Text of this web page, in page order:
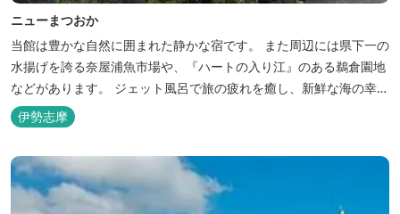
ニューまつおか
当館は豊かな自然に囲まれた静かな宿です。 また周辺には県下一の
水揚げを誇る奈屋浦魚市場や、『ハートの入り江』のある鵜倉園地
などがあります。 ジェット風呂で旅の疲れを癒し、新鮮な海の幸を
どうぞお楽しみください。 ゆったりと・・のんびりと・・くつろぎ
の時間がここにあります。
伊勢志摩